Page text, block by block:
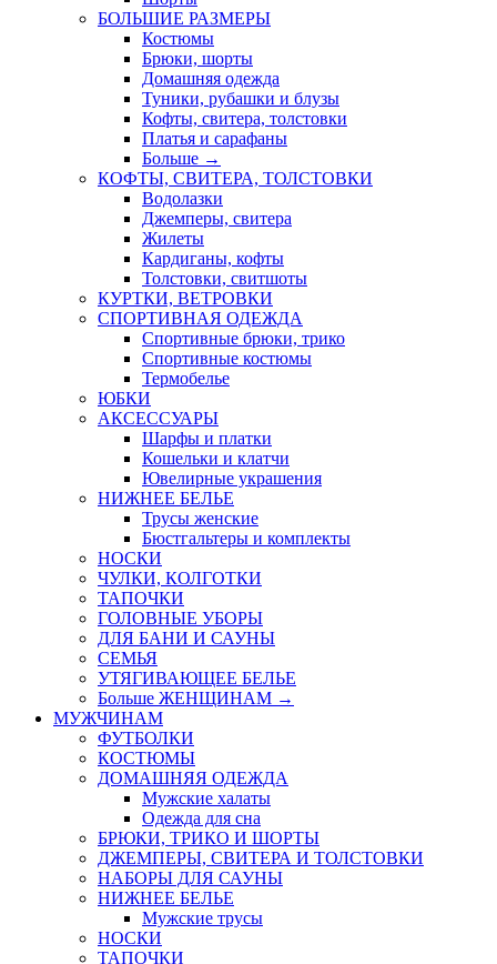
БОЛЬШИЕ РАЗМЕРЫ
Костюмы
Брюки, шорты
Домашняя одежда
Туники, рубашки и блузы
Кофты, свитера, толстовки
Платья и сарафаны
Больше →
КОФТЫ, СВИТЕРА, ТОЛСТОВКИ
Водолазки
Джемперы, свитера
Жилеты
Кардиганы, кофты
Толстовки, свитшоты
КУРТКИ, ВЕТРОВКИ
СПОРТИВНАЯ ОДЕЖДА
Спортивные брюки, трико
Спортивные костюмы
Термобелье
ЮБКИ
AКСЕССУАРЫ
Шарфы и платки
Кошельки и клатчи
Ювелирные украшения
НИЖНЕЕ БЕЛЬЕ
Трусы женские
Бюстгальтеры и комплекты
НОСКИ
ЧУЛКИ, КОЛГОТКИ
ТАПОЧКИ
ГОЛОВНЫЕ УБОРЫ
ДЛЯ БАНИ И САУНЫ
СЕМЬЯ
УТЯГИВАЮЩЕЕ БЕЛЬЕ
Больше ЖЕНЩИНАМ →
МУЖЧИНАМ
ФУТБОЛКИ
КОСТЮМЫ
ДОМАШНЯЯ ОДЕЖДА
Мужские халаты
Одежда для сна
БРЮКИ, ТРИКО И ШОРТЫ
ДЖЕМПЕРЫ, СВИТЕРА И ТОЛСТОВКИ
НАБОРЫ ДЛЯ САУНЫ
НИЖНЕЕ БЕЛЬЕ
Мужские трусы
НОСКИ
ТАПОЧКИ